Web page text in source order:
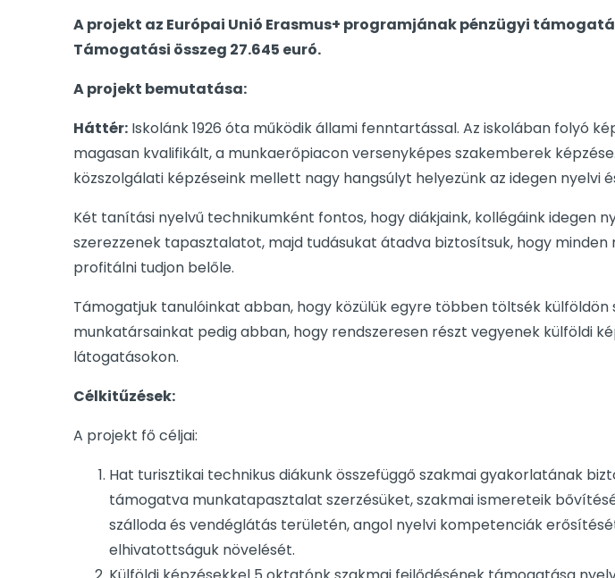
A projekt az Európai Unió Erasmus+ programjának pénzügyi
Támogatási összeg 27.645 euró.
A projekt bemutatása:
Háttér:Iskolánk 1926 óta működik állami fenntartással. Az iskolában folyó
magasan kvalifikált, a munkaerőpiacon versenyképes szakemberek
közszolgálati képzéseink mellett nagy hangsúlyt helyezünk az idegen nyelvi
Két tanítási nyelvű technikumként fontos, hogy diákjaink, kollégáink idegen
szerezzenek tapasztalatot, majd tudásukat átadva biztosítsuk, hogy minden
profitálni tudjon belőle.
Támogatjuk tanulóinkat abban, hogy közülük egyre többen töltsék
munkatársainkat pedig abban, hogy rendszeresen részt vegyenek külföldi
látogatásokon.
Célkitűzések:
A projekt fő céljai:
Hat turisztikai technikus diákunk összefüggő szakmai gyakorlatának
támogatva munkatapasztalat szerzésüket, szakmai ismereteik
szálloda és vendéglátás területén, angol nyelvi kompetenciák
elhivatottságuk növelését.